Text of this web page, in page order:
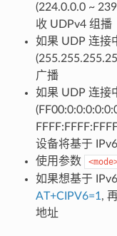
(224.0.0.0 ~
收 UDPv4 组播
如果 UDP 连接
广播
如果 UDP 连接
设备将基于
使用参数
如果想基于
AT+CIPV6=1 ,
地址